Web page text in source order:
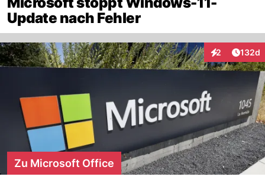
Update nach Fehler
2
Interaktionen
132d
Zu Microsoft Office